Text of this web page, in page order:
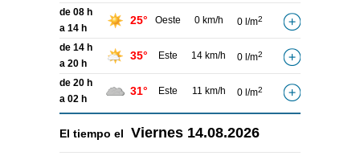
de 08 h
a 14 h
25° Oeste 0 km/h 0 l/m2
de 14 h
a 20 h
35° Este 14 km/h 0 l/m2
de 20 h
a 02 h
31° Este 11 km/h 0 l/m2
El tiempo el Viernes 14.08.2026